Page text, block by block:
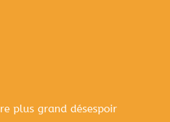
plus grand désespoir